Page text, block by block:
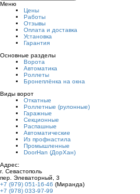
Меню
Цены
Работы
Отзывы
Оплата и доставка
Установка
Гарантия
Основные разделы
Ворота
Автоматика
Роллеты
Бронеплёнка на окна
Виды ворот
Откатные
Роллетные (рулонные)
Гаражные
Секционные
Распашные
Автоматические
Из профнастила
Промышленные
DoorHan (ДорХан)
Адрес:
г. Севастополь
пер. Элеваторный, 3
+7 (979) 051-16-46 (Миранда)
+7 (978) 033-97-99